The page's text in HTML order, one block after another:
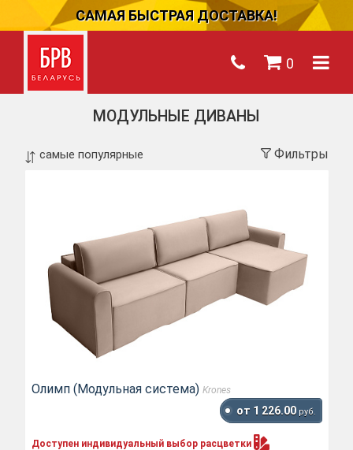
САМАЯ БЫСТРАЯ ДОСТАВКА!
0
МОДУЛЬНЫЕ ДИВАНЫ
Фильтры
Олимп (Модульная система) Krones
от 1 226.00 руб.
Доступен индивидуальный выбор расцветки